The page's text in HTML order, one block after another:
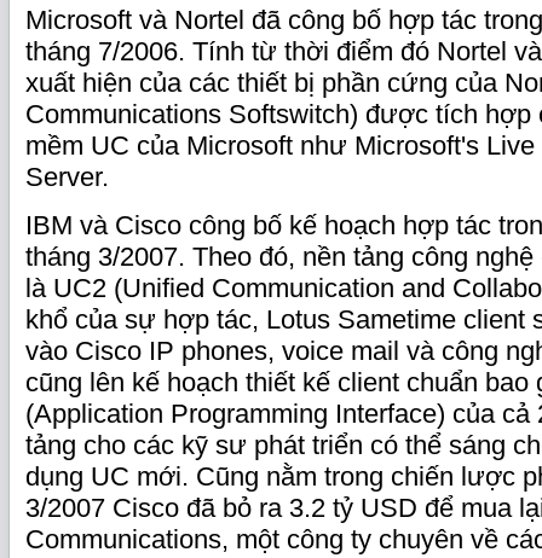
Microsoft và Nortel đã công bố hợp tác
tháng 7/2006. Tính từ thời điểm đó Nortel
xuất hiện của các thiết bị phần cứng của
Communications Softswitch) được tích hợp
mềm UC của Microsoft như Microsoft's
Server.
IBM và Cisco công bố kế hoạch hợp tác
tháng 3/2007. Theo đó, nền tảng công
là UC2 (Unified Communication and
khổ của sự hợp tác, Lotus Sametime client
vào Cisco IP phones, voice mail và công
cũng lên kế hoạch thiết kế client chuẩn bao
(Application Programming Interface) của cả
tảng cho các kỹ sư phát triển có thể sáng
dụng UC mới. Cũng nằm trong chiến lược
3/2007 Cisco đã bỏ ra 3.2 tỷ USD để mua
Communications, một công ty chuyên về